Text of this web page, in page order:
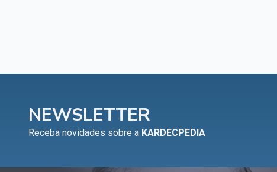
NEWSLETTER
Receba novidades sobre a KARDECPEDIA